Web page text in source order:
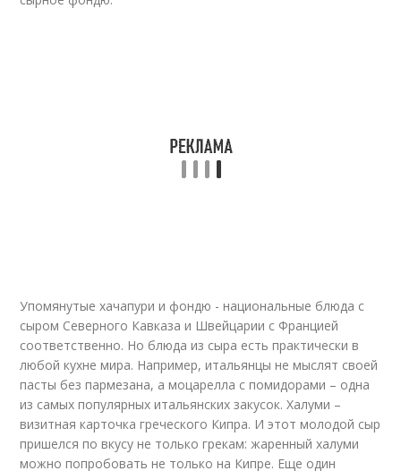
Упомянутые хачапури и фондю - национальные блюда с
сыром Северного Кавказа и Швейцарии с Францией
соответственно. Но блюда из сыра есть практически в
любой кухне мира. Например, итальянцы не мыслят своей
пасты без пармезана, а моцарелла с помидорами – одна
из самых популярных итальянских закусок. Халуми –
визитная карточка греческого Кипра. И этот молодой сыр
пришелся по вкусу не только грекам: жаренный халуми
можно попробовать не только на Кипре. Еще один